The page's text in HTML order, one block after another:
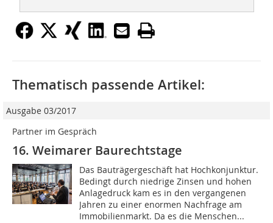
Thematisch passende Artikel:
Ausgabe 03/2017
Partner im Gespräch
16. Weimarer Baurechtstage
Das Bauträgergeschäft hat Hoch­­­konjunktur.
Bedingt durch niedrige Zinsen und hohen
Anlagedruck kam es in den vergangenen
Jahren zu einer enormen Nachfrage am
Immobilienmarkt. Da es die Menschen...